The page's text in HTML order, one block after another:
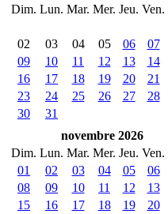
Dim. Lun. Mar. Mer. Jeu. Ven.
02
03 04 05 06 07
09
10 11 12 13 14
16
17 18 19 20 21
23
24 25 26 27 28
30
31
novembre 2026
Dim. Lun. Mar. Mer. Jeu. Ven.
01
02 03 04 05 06
08
09 10 11 12 13
15
16 17 18 19 20